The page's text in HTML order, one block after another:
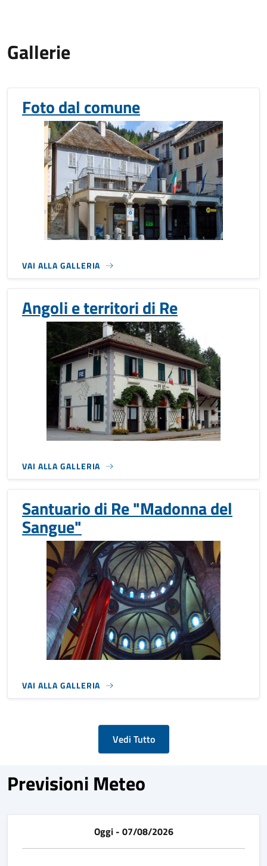
Gallerie
Foto dal comune
VAI ALLA GALLERIA
Angoli e territori di Re
VAI ALLA GALLERIA
Santuario di Re "Madonna del
Sangue"
VAI ALLA GALLERIA
Vedi Tutto
Previsioni Meteo
Oggi - 07/08/2026